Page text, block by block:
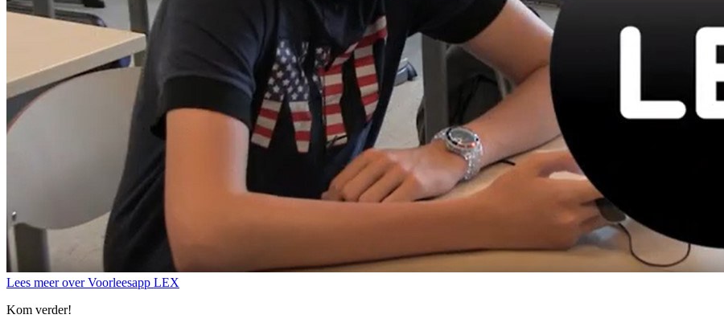
Lees meer over Voorleesapp LEX
Kom verder!